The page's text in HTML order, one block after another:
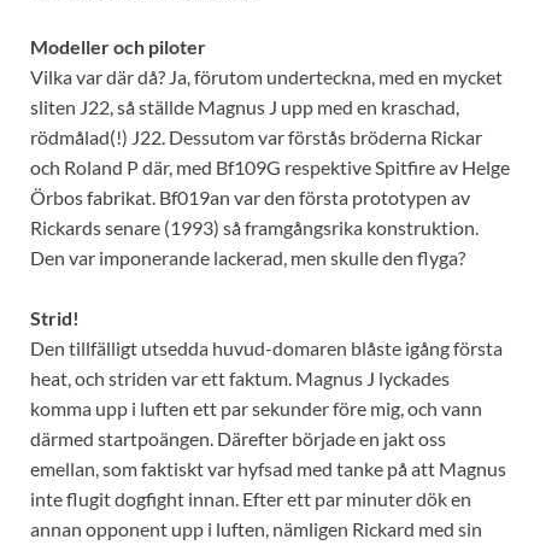
Modeller och piloter
Vilka var där då? Ja, förutom underteckna, med en mycket
sliten J22, så ställde Magnus J upp med en kraschad,
rödmålad(!) J22. Dessutom var förstås bröderna Rickar
och Roland P där, med Bf109G respektive Spitfire av Helge
Örbos fabrikat. Bf019an var den första prototypen av
Rickards senare (1993) så framgångsrika konstruktion.
Den var imponerande lackerad, men skulle den flyga?
Strid!
Den tillfälligt utsedda huvud-domaren blåste igång första
heat, och striden var ett faktum. Magnus J lyckades
komma upp i luften ett par sekunder före mig, och vann
därmed startpoängen. Därefter började en jakt oss
emellan, som faktiskt var hyfsad med tanke på att Magnus
inte flugit dogfight innan. Efter ett par minuter dök en
annan opponent upp i luften, nämligen Rickard med sin